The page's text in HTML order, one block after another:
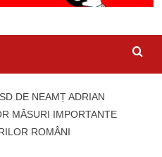
DE NEAMȚ ADRIAN
MĂSURI IMPORTANTE
ROMÂNI